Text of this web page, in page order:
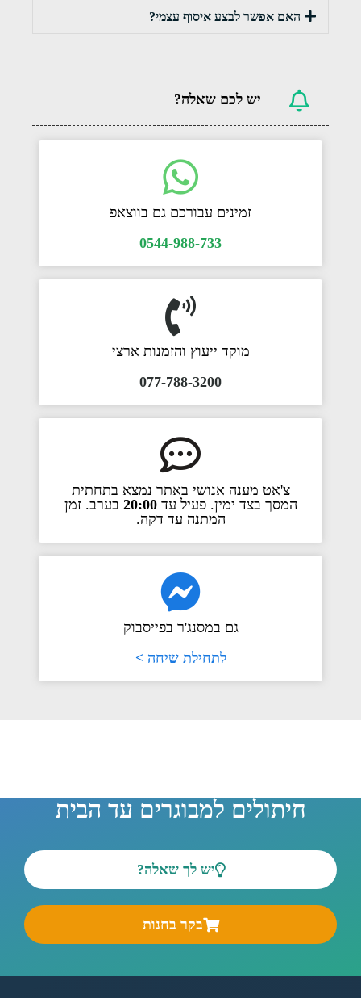
האם אפשר לבצע איסוף עצמי?
יש לכם שאלה?
זמינים עבורכם גם בווצאפ
0544-988-733
מוקד ייעוץ והזמנות ארצי
077-788-3200
צ'אט מענה אנושי באתר נמצא בתחתית
המסך בצד ימין. פעיל עד20:00 בערב. זמן
המתנה עד דקה.
גם במסנג'ר בפייסבוק
לתחילת שיחה >
חיתולים למבוגרים עד הבית
יש לך שאלה?
בקר בחנות